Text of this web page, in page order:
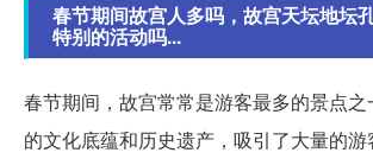
春节期间故宫人多吗，故宫天坛地坛
特别的活动吗...
春节期间，故宫常常是游客最多的景点之
的文化底蕴和历史遗产，吸引了大量的